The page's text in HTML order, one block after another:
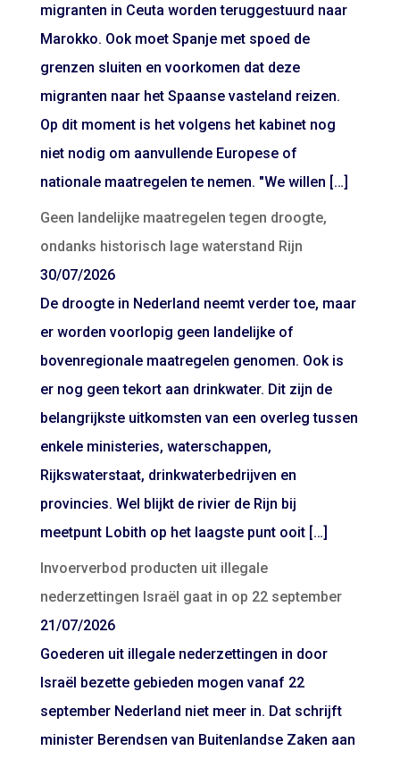
migranten in Ceuta worden teruggestuurd naar
Marokko. Ook moet Spanje met spoed de
grenzen sluiten en voorkomen dat deze
migranten naar het Spaanse vasteland reizen.
Op dit moment is het volgens het kabinet nog
niet nodig om aanvullende Europese of
nationale maatregelen te nemen. "We willen […]
Geen landelijke maatregelen tegen droogte,
ondanks historisch lage waterstand Rijn
30/07/2026
De droogte in Nederland neemt verder toe, maar
er worden voorlopig geen landelijke of
bovenregionale maatregelen genomen. Ook is
er nog geen tekort aan drinkwater. Dit zijn de
belangrijkste uitkomsten van een overleg tussen
enkele ministeries, waterschappen,
Rijkswaterstaat, drinkwaterbedrijven en
provincies. Wel blijkt de rivier de Rijn bij
meetpunt Lobith op het laagste punt ooit […]
Invoerverbod producten uit illegale
nederzettingen Israël gaat in op 22 september
21/07/2026
Goederen uit illegale nederzettingen in door
Israël bezette gebieden mogen vanaf 22
september Nederland niet meer in. Dat schrijft
minister Berendsen van Buitenlandse Zaken aan